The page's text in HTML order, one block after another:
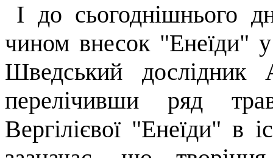
І до сьогоднішнього
чином вне­сок "Енеїди" у
Шведський
перелічивши ряд
Вергілієвої "Енеїди" в